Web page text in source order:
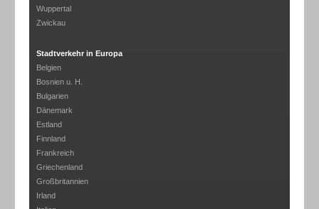
Wuppertal
Zwickau
Stadtverkehr in Europa
Belgien
Bosnien u. H.
Bulgarien
Dänemark
Estland
Finnland
Frankreich
Griechenland
Großbritannien
Irland